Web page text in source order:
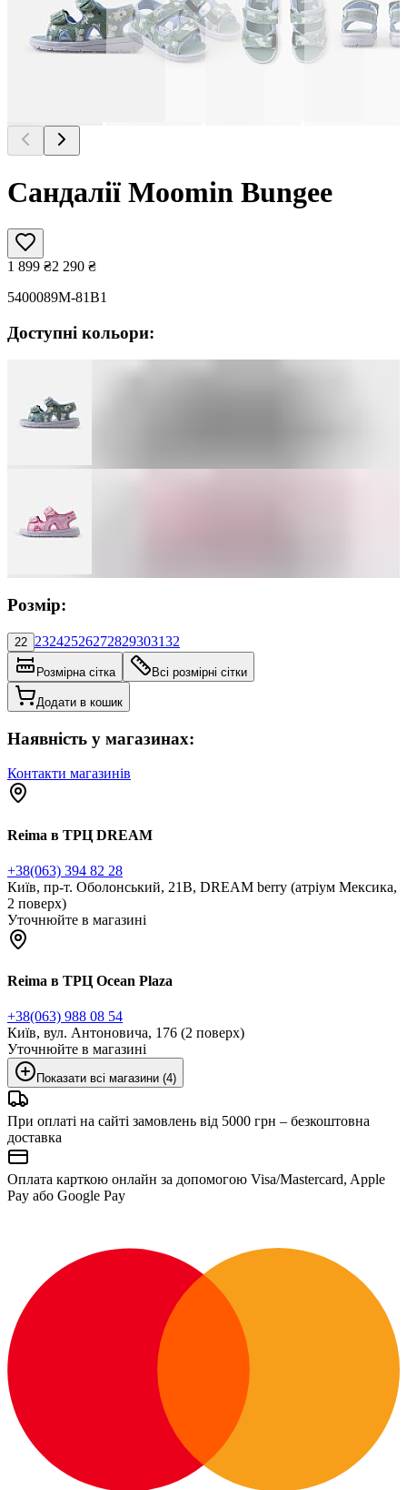
Сандалії Moomin Bungee
1 899 ₴2 290 ₴
5400089M-81B1
Доступні кольори:
Розмір:
22 23242526272829303132
Розмірна сітка Всі розмірні сітки
Додати в кошик
Наявність у магазинах:
Контакти магазинів
Reima в ТРЦ DREAM
+38(063) 394 82 28
Київ, пр-т. Оболонський, 21В, DREAM berry (атріум Мексика,
2 поверх)
Уточнюйте в магазині
Reima в ТРЦ Ocean Plaza
+38(063) 988 08 54
Київ, вул. Антоновича, 176 (2 поверх)
Уточнюйте в магазині
Показати всі магазини (4)
При оплаті на сайті замовлень від 5000 грн – безкоштовна
доставка
Оплата карткою онлайн за допомогою Visa/Mastercard, Apple
Pay або Google Pay